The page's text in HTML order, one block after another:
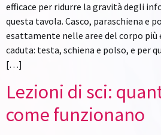
efficace per ridurre la gravità degli
questa tavola. Casco, paraschiena e
esattamente nelle aree del corpo più
caduta: testa, schiena e polso, e per
[…]
Lezioni di sci:
come funzionano